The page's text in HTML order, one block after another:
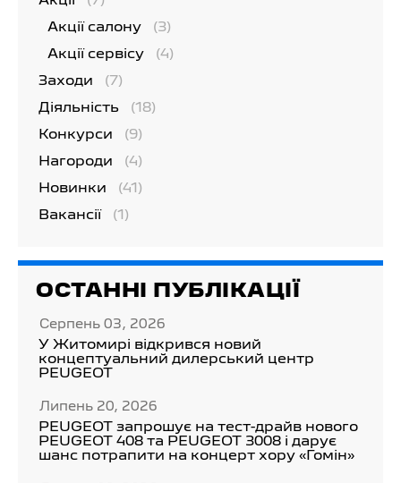
Акції салону (3)
Акції сервісу (4)
Заходи (7)
Діяльність (18)
Конкурси (9)
Нагороди (4)
Новинки (41)
Вакансії (1)
ОСТАННІ ПУБЛІКАЦІЇ
Серпень 03, 2026
У Житомирі відкрився новий
концептуальний дилерський центр
PEUGEOT
Липень 20, 2026
PEUGEOT запрошує на тест-драйв нового
PEUGEOT 408 та PEUGEOT 3008 і дарує
шанс потрапити на концерт хору «Гомін»